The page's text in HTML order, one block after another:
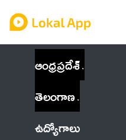
ఆంధ్రప్రదేశ్
తెలంగాణ
ఉద్యోగాలు